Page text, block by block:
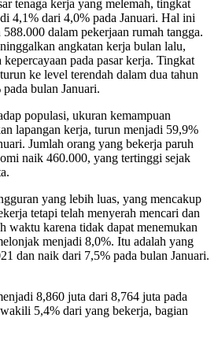
tenaga kerja yang melemah, tingkat
4,1% dari 4,0% pada Januari. Hal ini
dalam pekerjaan rumah tangga.
angkatan kerja bulan lalu,
pada pasar kerja. Tingkat
ke level terendah dalam dua tahun
bulan Januari.
populasi, ukuran kemampuan
lapangan kerja, turun menjadi 59,9%
Jumlah orang yang bekerja paruh
naik 460.000, yang tertinggi sejak
yang lebih luas, yang mencakup
tetapi telah menyerah mencari dan
waktu karena tidak dapat menemukan
menjadi 8,0%. Itu adalah yang
dan naik dari 7,5% pada bulan Januari.
8,860 juta dari 8,764 juta pada
5,4% dari yang bekerja, bagian